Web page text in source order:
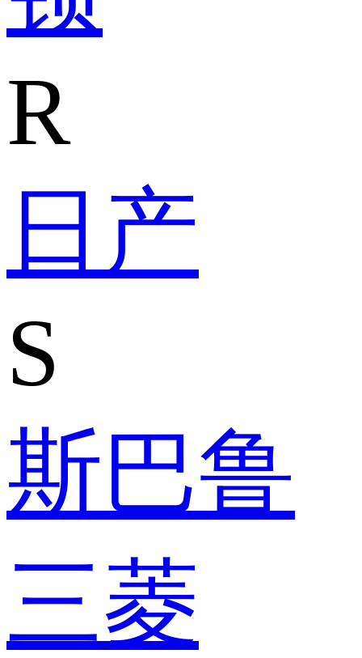
R
日产
S
斯巴鲁
三菱